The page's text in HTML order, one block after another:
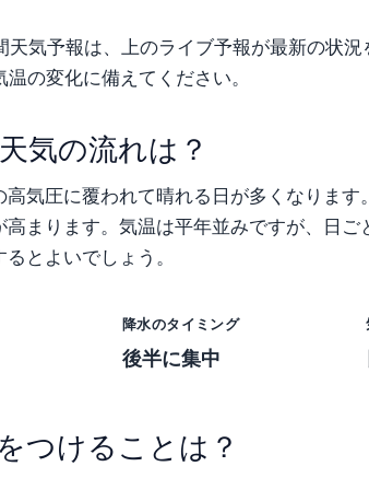
天気予報は、上のライブ予報が最新の状況
の変化に備えてください。
気の流れは？
気圧に覆われて晴れる日が多くなります
まります。気温は平年並みですが、日ご
とよいでしょう。
降水のタイミング
後半に集中
つけることは？